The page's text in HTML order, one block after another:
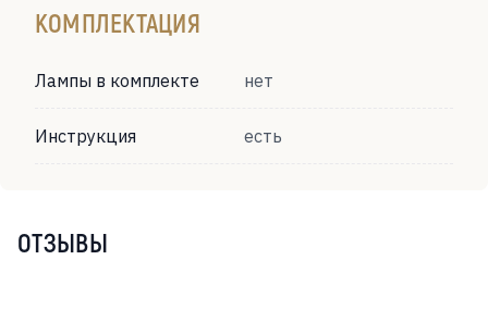
КОМПЛЕКТАЦИЯ
Лампы в комплекте нет
Инструкция есть
ОТЗЫВЫ